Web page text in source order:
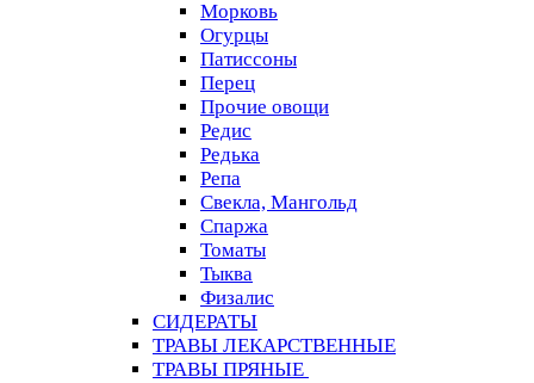
Морковь
Огурцы
Патиссоны
Перец
Прочие овощи
Редис
Редька
Репа
Свекла, Мангольд
Спаржа
Томаты
Тыква
Физалис
СИДЕРАТЫ
ТРАВЫ ЛЕКАРСТВЕННЫЕ
ТРАВЫ ПРЯНЫЕ